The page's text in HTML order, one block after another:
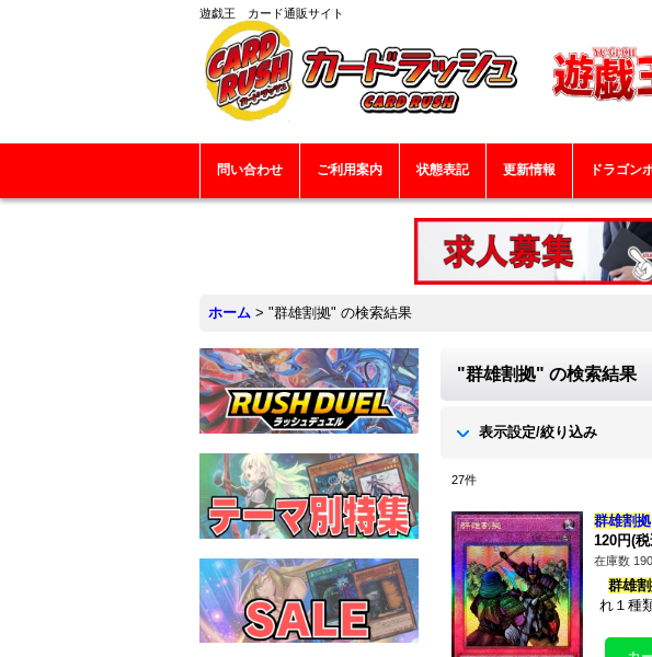
遊戯王 カード通販サイト
問い合わせ ご利用案内 状態表記 更新情報 ドラゴン
ホーム > "群雄割拠" の検索結果
"群雄割拠" の検索結果
表示設定/絞り込み
27件
群雄割拠
120円(
在庫数
群雄
れ１種